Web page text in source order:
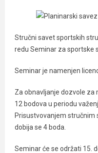
Stručni savet sportskih
redu Seminar za sportske
Seminar je namenjen
Za obnavljanje dozvole za
12 bodova u periodu
Prisustvovanjem stručnim
dobija se 4 boda.
Seminar će se održati 15.